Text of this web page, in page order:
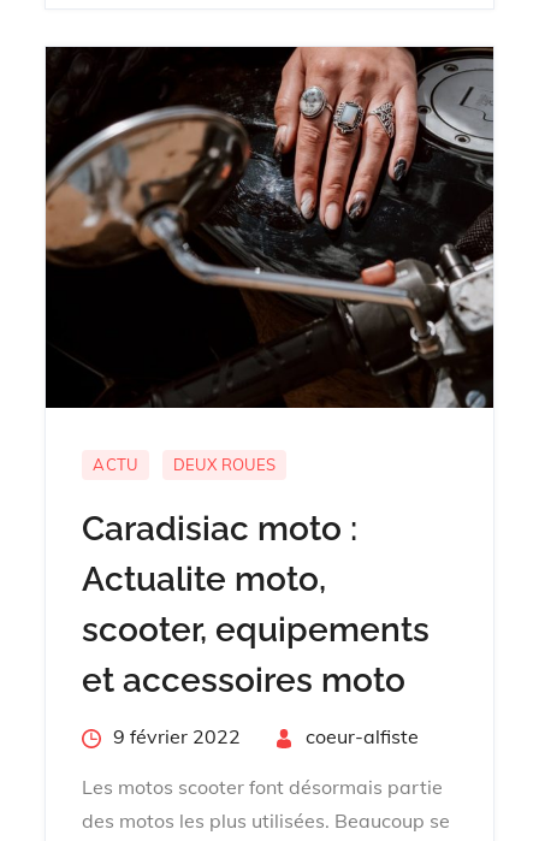
ACTU DEUX ROUES
Caradisiac moto :
Actualite moto,
scooter, equipements
et accessoires moto
Posted9 février 2022 coeur-alfiste
Les motos scooter font désormais partie
des motos les plus utilisées. Beaucoup se